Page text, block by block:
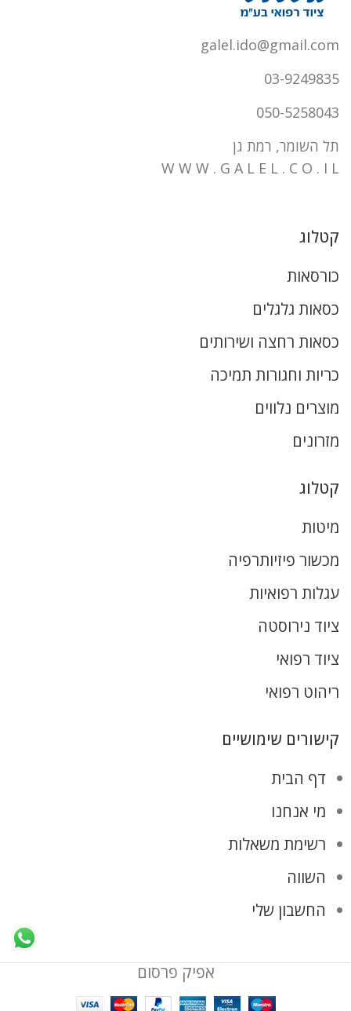
galel.ido@gmail.com
03-9249835
050-5258043
תל השומר, רמת גן
W W W . G A L E L . C O . I L
קטלוג
כורסאות
כסאות גלגלים
כסאות רחצה ושירותים
כריות וחגורות תמיכה
מוצרים נלווים
מזרונים
קטלוג
מיטות
מכשור פיזיותרפיה
עגלות רפואיות
ציוד נירוסטה
ציוד רפואי
ריהוט רפואי
קישורים שימושיים
דף הבית
מי אנחנו
רשימת משאלות
השווה
החשבון שלי
אפיק פרסום